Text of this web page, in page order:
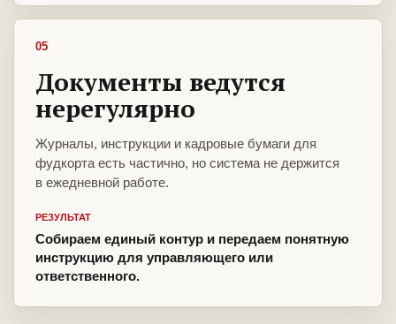
05
Документы ведутся
нерегулярно
Журналы, инструкции и кадровые бумаги для
фудкорта есть частично, но система не держится
в ежедневной работе.
РЕЗУЛЬТАТ
Собираем единый контур и передаем понятную
инструкцию для управляющего или
ответственного.